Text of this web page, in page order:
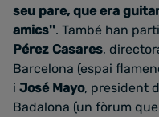
seu pare, que era
amics''. També han
Pérez Casares,
Barcelona (espai
i José Mayo, president
Badalona (un fòrum